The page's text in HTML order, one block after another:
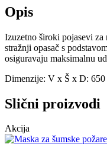
Opis
Izuzetno široki pojasevi
stražnji opasač s
osiguravaju maksimalnu
Dimenzije: V x Š x D:
Slični proizvodi
Akcija